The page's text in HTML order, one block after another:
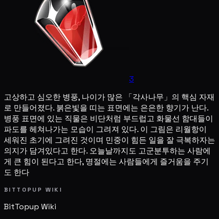
3
고상하고 심오한 병풍, 나이가 많은 「각사나무」의 핵심 자재
로 만들어졌다. 붉은빛을 띠는 표면에는 은은한 향기가 난다.
병풍 표면에 있는 직물은 비단처럼 부드럽고 화물선 함대들이
파도를 헤쳐나가는 모습이 그려져 있다. 이 그림은 리월항이
세워진 초기에 그려진 것이며 민중이 힘든 일을 잘 극복하자는
의지가 담겨있다고 한다. 오늘날까지도 고군분투하는 사람에
게 큰 힘이 된다고 한다, 명절에는 사람들에게 즐거움을 주기
도 한다
BITTOPUP WIKI
BitTopup Wiki